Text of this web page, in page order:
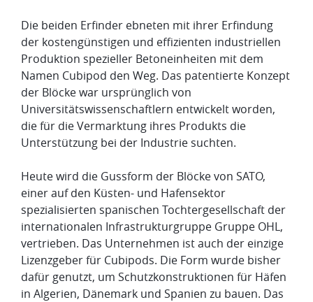
Die beiden Erfinder ebneten mit ihrer Erfindung
der kostengünstigen und effizienten industriellen
Produktion spezieller Betoneinheiten mit dem
Namen Cubipod den Weg. Das patentierte Konzept
der Blöcke war ursprünglich von
Universitätswissenschaftlern entwickelt worden,
die für die Vermarktung ihres Produkts die
Unterstützung bei der Industrie suchten.
Heute wird die Gussform der Blöcke von SATO,
einer auf den Küsten- und Hafensektor
spezialisierten spanischen Tochtergesellschaft der
internationalen Infrastrukturgruppe Gruppe OHL,
vertrieben. Das Unternehmen ist auch der einzige
Lizenzgeber für Cubipods. Die Form wurde bisher
dafür genutzt, um Schutzkonstruktionen für Häfen
in Algerien, Dänemark und Spanien zu bauen. Das